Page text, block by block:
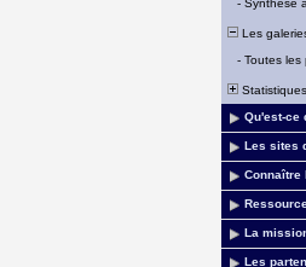
- Synthèse
Les
- Toutes les
Qu'est-ce
Les sites
Connaître
La
Les